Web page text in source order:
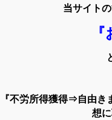
当サイト
『不労所得獲得⇒自由き
想